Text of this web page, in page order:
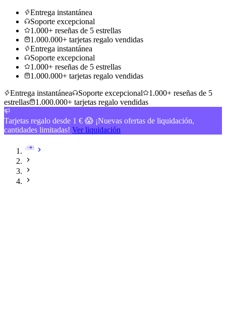
Entrega instantánea
Soporte excepcional
1.000+ reseñas de 5 estrellas
1.000.000+ tarjetas regalo vendidas
Entrega instantánea
Soporte excepcional
1.000+ reseñas de 5 estrellas
1.000.000+ tarjetas regalo vendidas
Entrega instantánea
Soporte excepcional
1.000+ reseñas de 5
estrellas
1.000.000+ tarjetas regalo vendidas
Tarjetas regalo desde 1 € 😱 ¡Nuevas ofertas de liquidación,
cantidades limitadas! Ver liquidación